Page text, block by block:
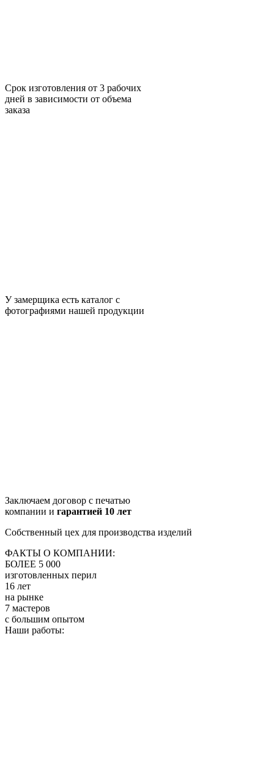
Срок изготовления от 3 рабочих
дней в зависимости от объема
заказа
У замерщика есть каталог с
фотографиями нашей продукции
Заключаем договор с печатью
компании и гарантией 10 лет
Собственный цех для производства изделий
ФАКТЫ О КОМПАНИИ:
БОЛЕЕ 5 000
изготовленных перил
16 лет
на рынке
7 мастеров
с большим опытом
Наши работы: